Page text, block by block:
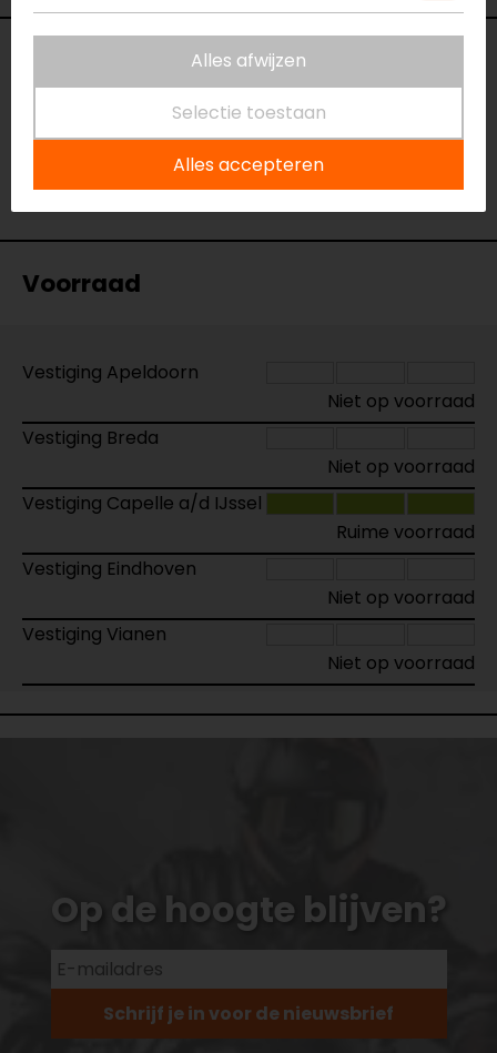
Leatherwash Wasmiddel 300ml
Model
165.7106
Voorraad
Vestiging Apeldoorn
Niet op voorraad
Vestiging Breda
Niet op voorraad
Vestiging Capelle a/d IJssel
Ruime voorraad
Vestiging Eindhoven
Niet op voorraad
Vestiging Vianen
Niet op voorraad
Op de hoogte blijven?
Schrijf je in voor de nieuwsbrief
Alles afwijzen
Selectie toestaan
Alles accepteren